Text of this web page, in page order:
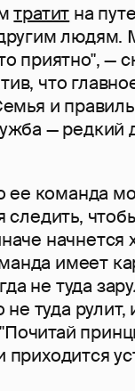
тратит на
людям.
приятно", —
что
и
— редкий
ее команда
следить,
начнется
имеет
не туда
туда рулит,
"Почитай